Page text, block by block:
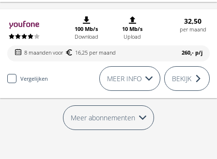
100 Mb/s
Download
10 Mb/s
Upload
32,50
per maand
8 maanden voor 16,25 per maand 260,- p/j
Vergelijken MEER INFO BEKIJK
Meer abonnementen